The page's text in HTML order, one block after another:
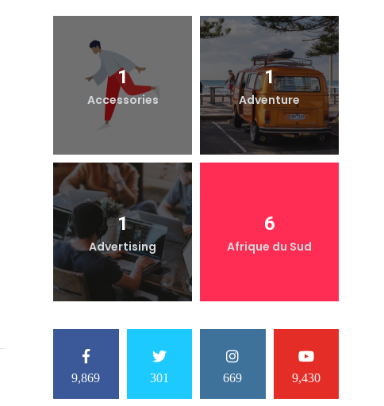
1
Accessories
1
Adventure
1
Advertising
6
Afrique du Sud
9,869 301 669 9,430